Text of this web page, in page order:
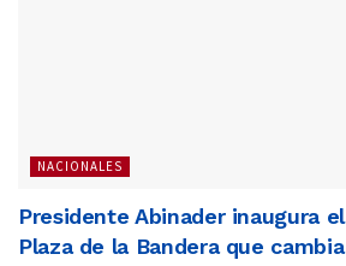
NACIONALES
Presidente Abinader inaugura
Plaza de la Bandera que